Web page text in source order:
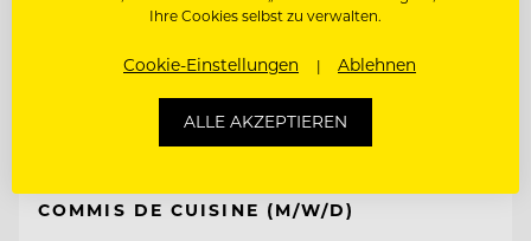
TOP ARBEITGEBER
Lehrieder Catering-Party-Service
90471 Nürnberg - Südoststadt , Deutschland
COMMIS DE CUISINE (M/W/D)
Ihre Cookies selbst zu verwalten.
Cookie-Einstellungen Ablehnen
ALLE AKZEPTIEREN